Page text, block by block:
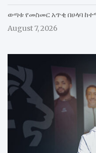
ወጣቱ የመስመር አጥቂ በሀላባ
August 7, 2026